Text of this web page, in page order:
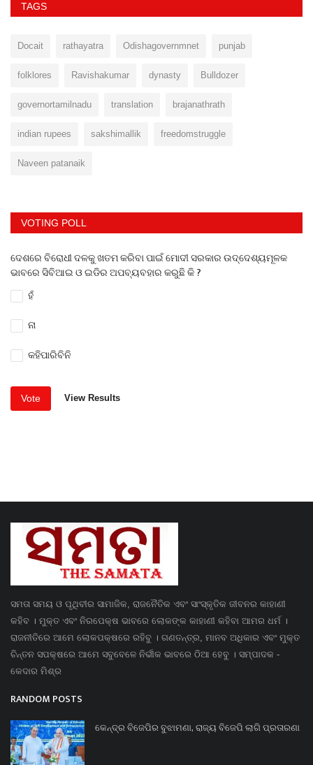
TAGS
Docait rathayatra Odishagovernmnet punjab
folklores Ravishakumar dynasty Bulldozer
governortamilnadu translation brajanathrath
indian rupees sakshimallik freedomstruggle
Naveen patanaik
VOTING POLL
ଦେଶରେ ବିରୋଧୀ ଦଳକୁ ଖତମ କରିବା ପାଇଁ ମୋଦୀ ସରକାର ଉଦ୍ଦେଶ୍ୟମୂଳକ
ଭାବରେ ସିବିଆଇ ଓ ଇଡିର ଅପବ୍ୟବହାର କରୁଛି କି ?
ହଁ
ନା
କହିପାରିବିନି
Vote View Results
ସମତା ସମୟ ଓ ପୃଥିବୀର ସାମାଜିକ, ରାଜନୈତିକ ଏବଂ ସାଂସ୍କୃତିକ ଜୀବନର କାହାଣୀ
କହିବ । ମୁକ୍ତ ଏବଂ ନିରପେକ୍ଷ ଭାବରେ ଲୋକଙ୍କ କାହାଣୀ କହିବା ଆମର ଧର୍ମ ।
ରାଜନୀତିରେ ଆମେ ଲୋକପକ୍ଷରେ ରହିବୁ । ଗଣତନ୍ତ୍ର, ମାନବ ଅଧିକାର ଏବଂ ମୁକ୍ତ
ଚିନ୍ତନ ସପକ୍ଷରେ ଆମେ ସବୁବେଳେ ନିର୍ଭୀକ ଭାବରେ ଠିଆ ହେବୁ । ସମ୍ପାଦକ -
କେଦାର ମିଶ୍ର
RANDOM POSTS
କେନ୍ଦ୍ର ବିଜେପିର ବୁଝାମଣା, ରାଜ୍ୟ ବିଜେପି ଲାଗି ପ୍ରତାରଣା